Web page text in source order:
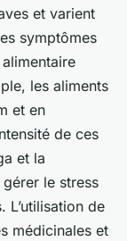
et varient
symptômes
les aliments
et en
de ces
et la
le stress
L’utilisation de
médicinales et